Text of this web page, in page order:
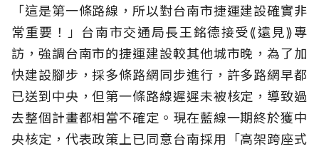
「這是第一條路線，所以對台南市捷運建設確實非
常重要！」台南市交通局長王銘德接受⟪遠見⟫專
訪，強調台南市的捷運建設較其他城市晚，為了加
快建設腳步，採多條路網同步進行，許多路網早都
已送到中央，但第一條路線遲遲未被核定，導致過
去整個計畫都相當不確定。現在藍線一期終於獲中
央核定，代表政策上已同意台南採用「高架跨座式